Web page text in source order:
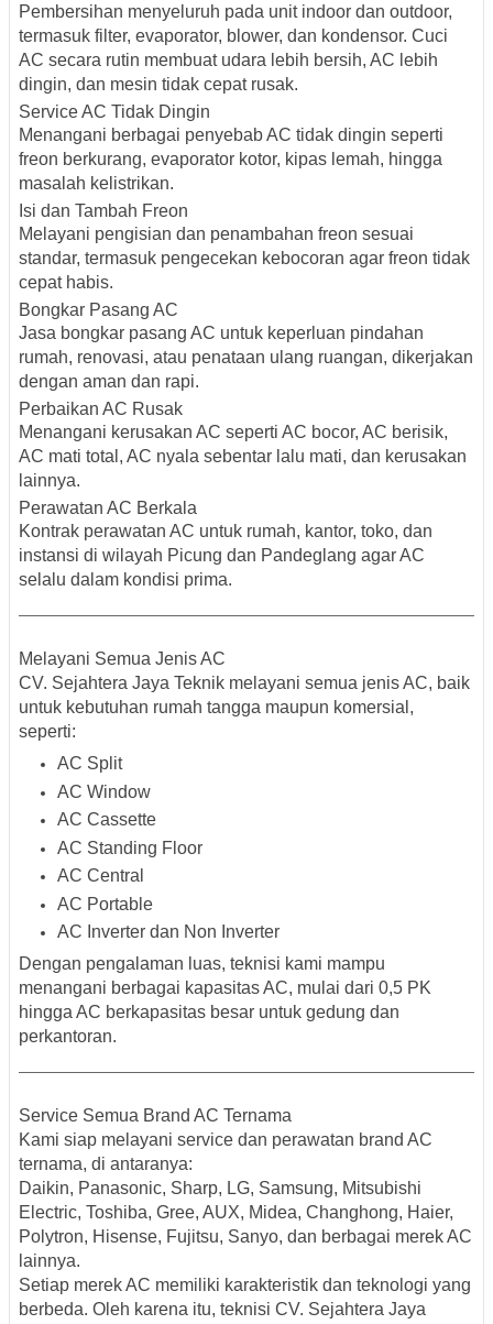
Pembersihan menyeluruh pada unit indoor dan outdoor,
termasuk filter, evaporator, blower, dan kondensor. Cuci
AC secara rutin membuat udara lebih bersih, AC lebih
dingin, dan mesin tidak cepat rusak.
Service AC Tidak Dingin
Menangani berbagai penyebab AC tidak dingin seperti
freon berkurang, evaporator kotor, kipas lemah, hingga
masalah kelistrikan.
Isi dan Tambah Freon
Melayani pengisian dan penambahan freon sesuai
standar, termasuk pengecekan kebocoran agar freon tidak
cepat habis.
Bongkar Pasang AC
Jasa bongkar pasang AC untuk keperluan pindahan
rumah, renovasi, atau penataan ulang ruangan, dikerjakan
dengan aman dan rapi.
Perbaikan AC Rusak
Menangani kerusakan AC seperti AC bocor, AC berisik,
AC mati total, AC nyala sebentar lalu mati, dan kerusakan
lainnya.
Perawatan AC Berkala
Kontrak perawatan AC untuk rumah, kantor, toko, dan
instansi di wilayah Picung dan Pandeglang agar AC
selalu dalam kondisi prima.
Melayani Semua Jenis AC
CV. Sejahtera Jaya Teknik melayani semua jenis AC, baik
untuk kebutuhan rumah tangga maupun komersial,
seperti:
AC Split
AC Window
AC Cassette
AC Standing Floor
AC Central
AC Portable
AC Inverter dan Non Inverter
Dengan pengalaman luas, teknisi kami mampu
menangani berbagai kapasitas AC, mulai dari 0,5 PK
hingga AC berkapasitas besar untuk gedung dan
perkantoran.
Service Semua Brand AC Ternama
Kami siap melayani service dan perawatan brand AC
ternama, di antaranya:
Daikin, Panasonic, Sharp, LG, Samsung, Mitsubishi
Electric, Toshiba, Gree, AUX, Midea, Changhong, Haier,
Polytron, Hisense, Fujitsu, Sanyo, dan berbagai merek AC
lainnya.
Setiap merek AC memiliki karakteristik dan teknologi yang
berbeda. Oleh karena itu, teknisi CV. Sejahtera Jaya